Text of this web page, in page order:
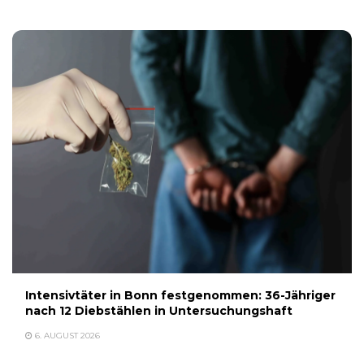
Intensivtäter in Bonn festgenommen: 36-Jähriger
nach 12 Diebstählen in Untersuchungshaft
6. AUGUST 2026